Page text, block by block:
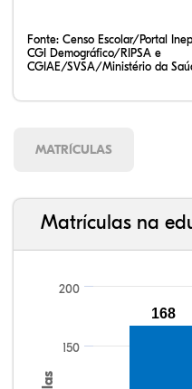
Fonte: Censo Escolar/Portal
CGI Demográfico/RIPSA e
CGIAE/SVSA/Ministério da
MATRÍCULAS
Matrículas na
150
200
168